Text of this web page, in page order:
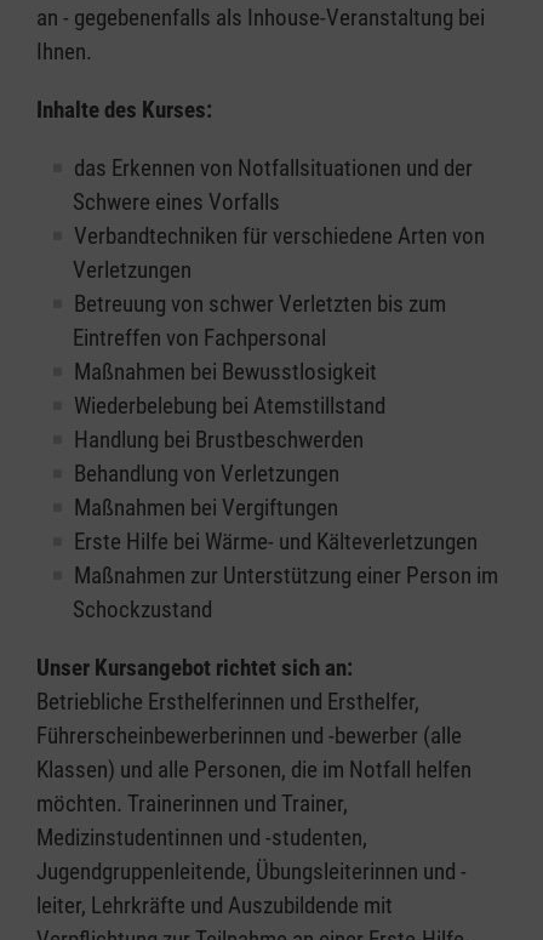
an - gegebenenfalls als Inhouse-Veranstaltung bei
Ihnen.
Inhalte des Kurses:
das Erkennen von Notfallsituationen und der
Schwere eines Vorfalls
Verbandtechniken für verschiedene Arten von
Verletzungen
Betreuung von schwer Verletzten bis zum
Eintreffen von Fachpersonal
Maßnahmen bei Bewusstlosigkeit
Wiederbelebung bei Atemstillstand
Handlung bei Brustbeschwerden
Behandlung von Verletzungen
Maßnahmen bei Vergiftungen
Erste Hilfe bei Wärme- und Kälteverletzungen
Maßnahmen zur Unterstützung einer Person im
Schockzustand
Unser Kursangebot richtet sich an:
Betriebliche Ersthelferinnen und Ersthelfer,
Führerscheinbewerberinnen und -bewerber (alle
Klassen) und alle Personen, die im Notfall helfen
möchten. Trainerinnen und Trainer,
Medizinstudentinnen und -studenten,
Jugendgruppenleitende, Übungsleiterinnen und -
leiter, Lehrkräfte und Auszubildende mit